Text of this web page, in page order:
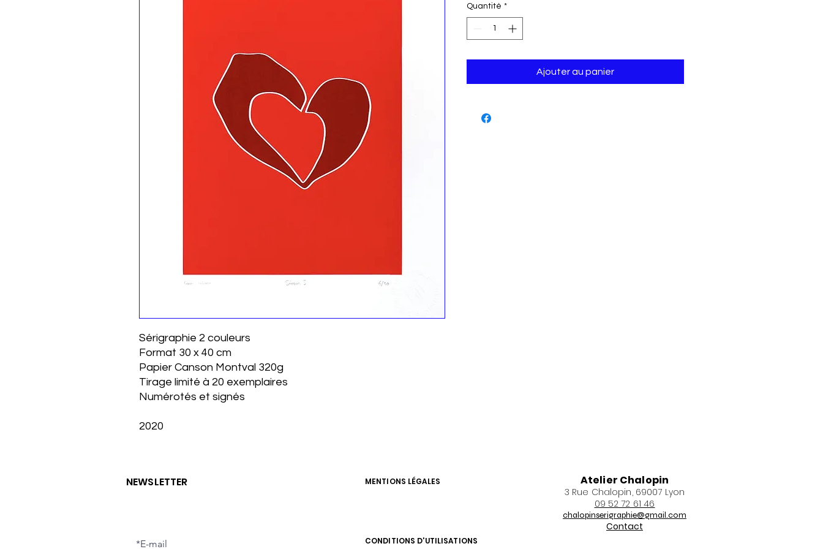
Sérigraphie 2 couleurs
Format 30 x 40 cm
Papier Canson Montval 320g
Tirage limité à 20 exemplaires
Numérotés et signés
2020
Quantité *
Ajouter au panier
NEWSLETTER MENTIONS LÉGALES
CONDITIONS D'UTILISATIONS
Atelier Chalopin
3 Rue Chalopin, 69007 Lyon
09 52 72 61 46
chalopinserigraphie@gmail.com
Contact